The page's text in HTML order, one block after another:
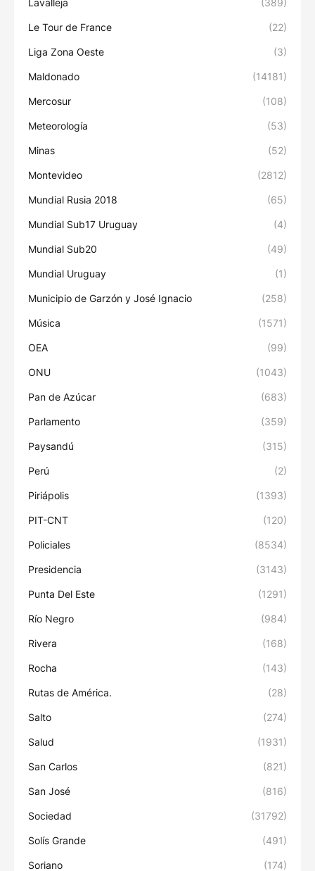
Lavalleja (389)
Le Tour de France (22)
Liga Zona Oeste (3)
Maldonado (14181)
Mercosur (108)
Meteorología (53)
Minas (52)
Montevideo (2812)
Mundial Rusia 2018 (65)
Mundial Sub17 Uruguay (4)
Mundial Sub20 (49)
Mundial Uruguay (1)
Municipio de Garzón y José Ignacio (258)
Música (1571)
OEA (99)
ONU (1043)
Pan de Azúcar (683)
Parlamento (359)
Paysandú (315)
Perú (2)
Piriápolis (1393)
PIT-CNT (120)
Policiales (8534)
Presidencia (3143)
Punta Del Este (1291)
Río Negro (984)
Rivera (168)
Rocha (143)
Rutas de América. (28)
Salto (274)
Salud (1931)
San Carlos (821)
San José (816)
Sociedad (31792)
Solís Grande (491)
Soriano (174)